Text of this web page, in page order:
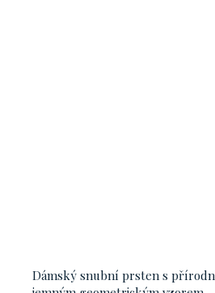
Dámský snubní prsten s